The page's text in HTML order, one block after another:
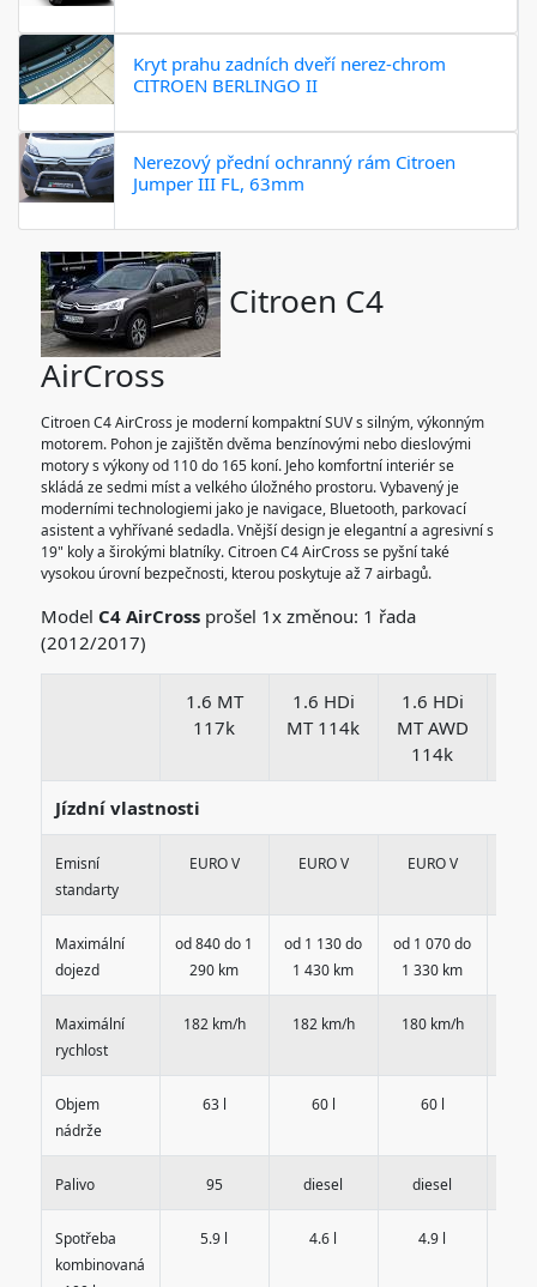
Kryt prahu zadních dveří nerez-chrom
CITROEN BERLINGO II
Nerezový přední ochranný rám Citroen
Jumper III FL, 63mm
Citroen C4
AirCross
Citroen C4 AirCross je moderní kompaktní SUV s silným, výkonným
motorem. Pohon je zajištěn dvěma benzínovými nebo dieslovými
motory s výkony od 110 do 165 koní. Jeho komfortní interiér se
skládá ze sedmi míst a velkého úložného prostoru. Vybavený je
moderními technologiemi jako je navigace, Bluetooth, parkovací
asistent a vyhřívané sedadla. Vnější design je elegantní a agresivní s
19" koly a širokými blatníky. Citroen C4 AirCross se pyšní také
vysokou úrovní bezpečnosti, kterou poskytuje až 7 airbagů.
Model C4 AirCrossprošel 1x změnou: 1 řada
(2012/2017)
1.6 MT
117k
1.6 HDi
MT 114k
1.6 HDi
MT AWD
114k
Jízdní vlastnosti
Emisní
standarty
EURO V EURO V EURO V
Maximální
dojezd
od 840 do 1
290 km
od 1 130 do
1 430 km
od 1 070 do
1 330 km
Maximální
rychlost
182 km/h 182 km/h 180 km/h
Objem
nádrže
63 l 60 l 60 l
Palivo 95 diesel diesel
Spotřeba
kombinovaná
5.9 l 4.6 l 4.9 l